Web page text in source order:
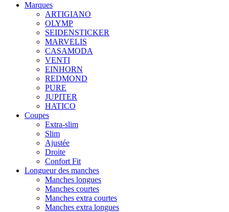
Marques
ARTIGIANO
OLYMP
SEIDENSTICKER
MARVELIS
CASAMODA
VENTI
EINHORN
REDMOND
PURE
JUPITER
HATICO
Coupes
Extra-slim
Slim
Ajustée
Droite
Confort Fit
Longueur des manches
Manches longues
Manches courtes
Manches extra courtes
Manches extra longues